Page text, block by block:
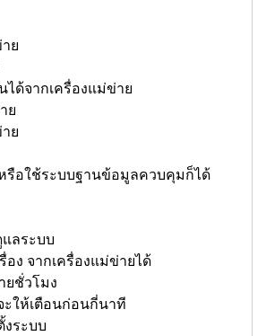
ย
ได้จากเครื่องแม่ข่าย
ย
ย
รือใช้ระบบฐานข้อมูลควบคุมก็ได้
แลระบบ
ง จากเครื่องแม่ข่ายได้
ยชั่วโมง
ะให้เตือนก่อนกี่นาที
ระบบ